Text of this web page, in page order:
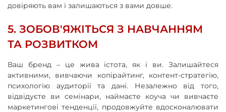
довіряють вам і залишаються з вами довше.
5. ЗОБОВ'ЯЖІТЬСЯ З НАВЧАННЯМ
ТА РОЗВИТКОМ
Ваш бренд – це жива істота, як і ви. Залишайтеся
активними, вивчаючи копірайтинг, контент-стратегію,
психологію аудиторії та дані. Незалежно від того,
відвідуєте ви семінари, наймаєте коуча чи вивчаєте
маркетингові тенденції, продовжуйте вдосконалювати